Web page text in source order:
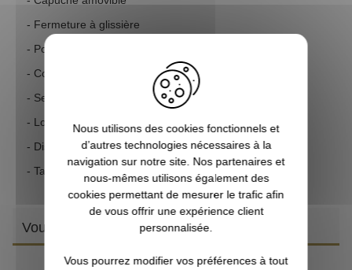
- Fermeture à glissière
- Poignet réglable a Velcro
- Cordon de serrage sur le bas
- Se range dans la poche
- Logo beretta caoutchouté sur le rabat de la poche
- Disponible en coloris Marron et Vert
- Taille du S au 4XL
Vous aimerez aussi
Nous utilisons des cookies fonctionnels et
d’autres technologies nécessaires à la
navigation sur notre site. Nos partenaires et
nous-mêmes utilisons également des
cookies permettant de mesurer le trafic afin
de vous offrir une expérience client
personnalisée.
Vous pourrez modifier vos préférences à tout